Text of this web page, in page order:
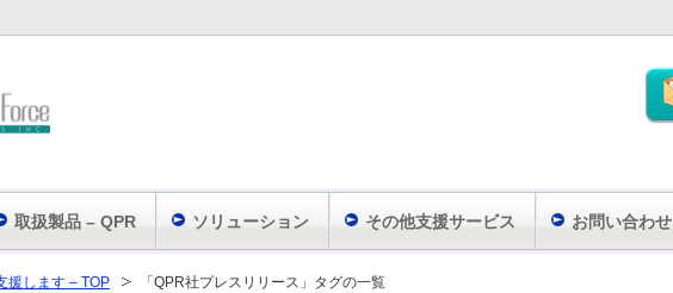
取扱製品 – QPR ソリューション その他支援サービス お問い合わせ
援します – TOP 「QPR社プレスリリース」タグの一覧